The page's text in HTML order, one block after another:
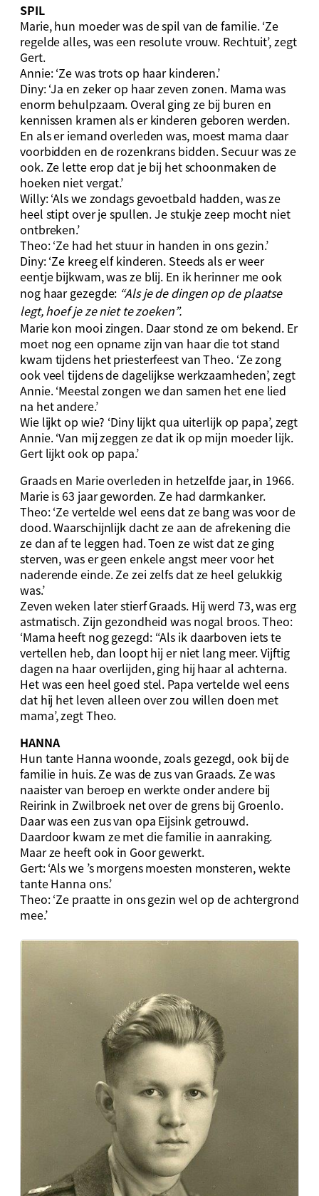
SPIL
Marie, hun moeder was de spil van de familie. ‘Ze
regelde alles, was een resolute vrouw. Rechtuit’, zegt
Gert.
Annie: ‘Ze was trots op haar kinderen.’
Diny: ‘Ja en zeker op haar zeven zonen. Mama was
enorm behulpzaam. Overal ging ze bij buren en
kennissen kramen als er kinderen geboren werden.
En als er iemand overleden was, moest mama daar
voorbidden en de rozenkrans bidden. Secuur was ze
ook. Ze lette erop dat je bij het schoonmaken de
hoeken niet vergat.’
Willy: ‘Als we zondags gevoetbald hadden, was ze
heel stipt over je spullen. Je stukje zeep mocht niet
ontbreken.’
Theo: ‘Ze had het stuur in handen in ons gezin.’
Diny: ‘Ze kreeg elf kinderen. Steeds als er weer
eentje bijkwam, was ze blij. En ik herinner me ook
nog haar gezegde: “Als je de dingen op de plaatse
legt, hoef je ze niet te zoeken”.
Marie kon mooi zingen. Daar stond ze om bekend. Er
moet nog een opname zijn van haar die tot stand
kwam tijdens het priesterfeest van Theo. ‘Ze zong
ook veel tijdens de dagelijkse werkzaamheden’, zegt
Annie. ‘Meestal zongen we dan samen het ene lied
na het andere.’
Wie lijkt op wie? ‘Diny lijkt qua uiterlijk op papa’, zegt
Annie. ‘Van mij zeggen ze dat ik op mijn moeder lijk.
Gert lijkt ook op papa.’
Graads en Marie overleden in hetzelfde jaar, in 1966.
Marie is 63 jaar geworden. Ze had darmkanker.
Theo: ‘Ze vertelde wel eens dat ze bang was voor de
dood. Waarschijnlijk dacht ze aan de afrekening die
ze dan af te leggen had. Toen ze wist dat ze ging
sterven, was er geen enkele angst meer voor het
naderende einde. Ze zei zelfs dat ze heel gelukkig
was.’
Zeven weken later stierf Graads. Hij werd 73, was erg
astmatisch. Zijn gezondheid was nogal broos. Theo:
‘Mama heeft nog gezegd: “Als ik daarboven iets te
vertellen heb, dan loopt hij er niet lang meer. Vijftig
dagen na haar overlijden, ging hij haar al achterna.
Het was een heel goed stel. Papa vertelde wel eens
dat hij het leven alleen over zou willen doen met
mama’, zegt Theo.
HANNA
Hun tante Hanna woonde, zoals gezegd, ook bij de
familie in huis. Ze was de zus van Graads. Ze was
naaister van beroep en werkte onder andere bij
Reirink in Zwilbroek net over de grens bij Groenlo.
Daar was een zus van opa Eijsink getrouwd.
Daardoor kwam ze met die familie in aanraking.
Maar ze heeft ook in Goor gewerkt.
Gert: ‘Als we ’s morgens moesten monsteren, wekte
tante Hanna ons.’
Theo: ‘Ze praatte in ons gezin wel op de achtergrond
mee.’